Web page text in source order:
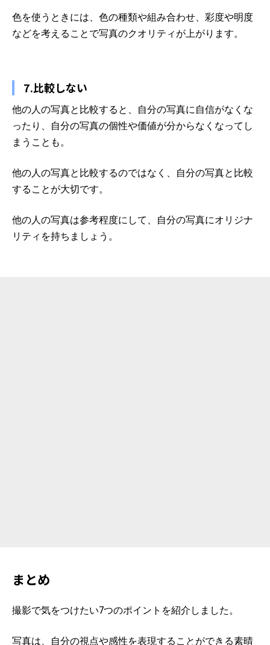
色を使うときには、色の種類や組み合わせ、彩度や明度
などを考えることで写真のクオリティが上がります。
7.比較しない
他の人の写真と比較すると、自分の写真に自信がなくな
ったり、自分の写真の個性や価値が分からなくなってし
まうことも。
他の人の写真と比較するのではなく、自分の写真と比較
することが大切です。
他の人の写真は参考程度にして、自分の写真にオリジナ
リティを持ちましょう。
まとめ
撮影で気をつけたい7つのポイントを紹介しました。
写真は、自分の視点や感性を表現することができる素晴